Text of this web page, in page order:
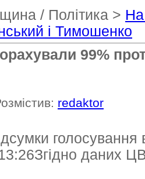
/ Політика > На
і Тимошенко
99%
redaktor
голосування
13:26Згідно даних